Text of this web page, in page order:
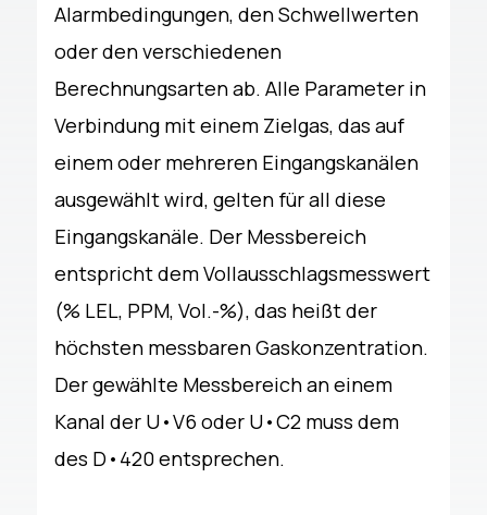
Alarmbedingungen, den Schwellwerten
oder den verschiedenen
Berechnungsarten ab. Alle Parameter in
Verbindung mit einem Zielgas, das auf
einem oder mehreren Eingangskanälen
ausgewählt wird, gelten für all diese
Eingangskanäle. Der Messbereich
entspricht dem Vollausschlagsmesswert
(% LEL, PPM, Vol.-%), das heißt der
höchsten messbaren Gaskonzentration.
Der gewählte Messbereich an einem
Kanal der U•V6 oder U•C2 muss dem
des D•420 entsprechen.